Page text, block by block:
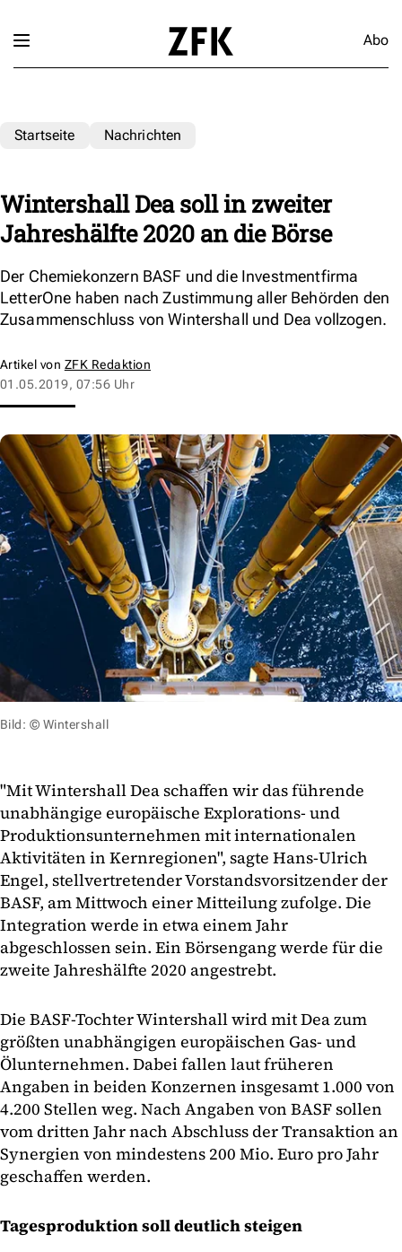
Abo
Startseite Nachrichten
Wintershall Dea soll in zweiter
Jahreshälfte 2020 an die Börse
Der Chemiekonzern BASF und die Investmentfirma
LetterOne haben nach Zustimmung aller Behörden den
Zusammenschluss von Wintershall und Dea vollzogen.
Artikel von ZFK Redaktion
01.05.2019, 07:56 Uhr
Bild: © Wintershall
"Mit Wintershall Dea schaffen wir das führende
unabhängige europäische Explorations- und
Produktionsunternehmen mit internationalen
Aktivitäten in Kernregionen", sagte Hans-Ulrich
Engel, stellvertretender Vorstandsvorsitzender der
BASF, am Mittwoch einer Mitteilung zufolge. Die
Integration werde in etwa einem Jahr
abgeschlossen sein. Ein Börsengang werde für die
zweite Jahreshälfte 2020 angestrebt.
Die BASF-Tochter Wintershall wird mit Dea zum
größten unabhängigen europäischen Gas- und
Ölunternehmen. Dabei fallen laut früheren
Angaben in beiden Konzernen insgesamt 1.000 von
4.200 Stellen weg. Nach Angaben von BASF sollen
vom dritten Jahr nach Abschluss der Transaktion an
Synergien von mindestens 200 Mio. Euro pro Jahr
geschaffen werden.
Tagesproduktion soll deutlich steigen